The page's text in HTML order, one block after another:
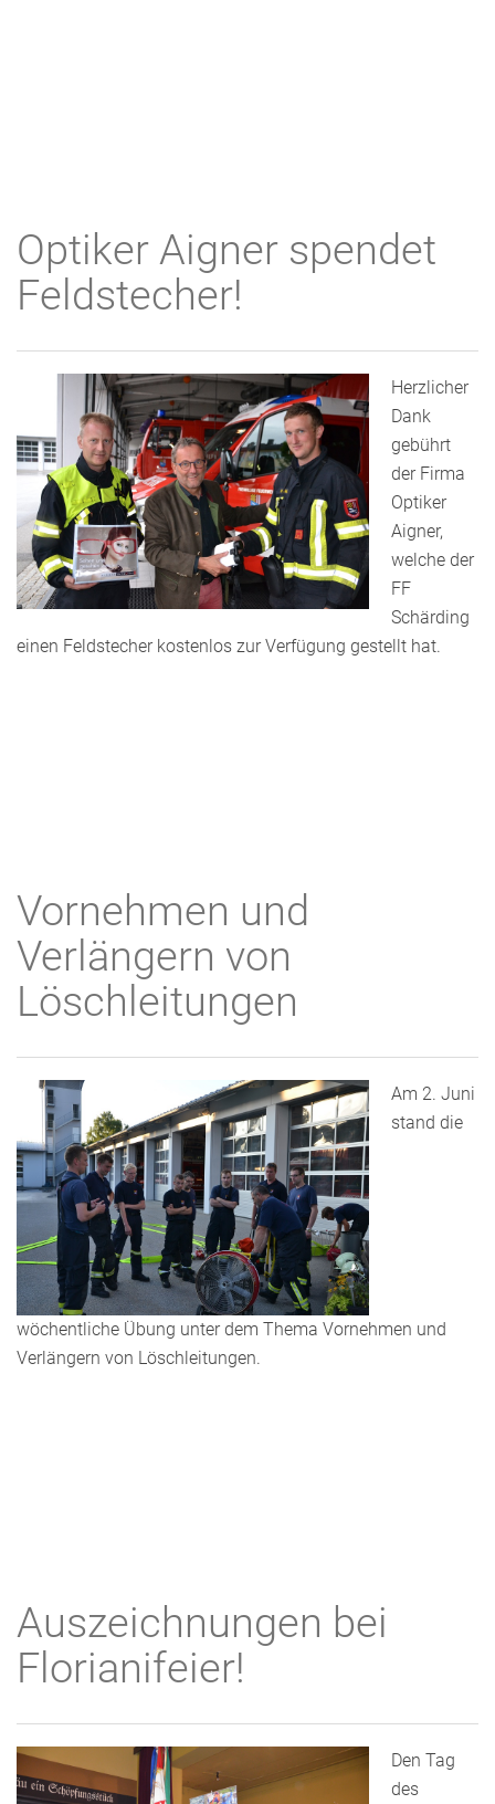
Optiker Aigner spendet
Feldstecher!
Herzlicher
Dank
gebührt
der Firma
Optiker
Aigner,
welche der
FF
Schärding
einen Feldstecher kostenlos zur Verfügung gestellt hat.
Vornehmen und
Verlängern von
Löschleitungen
Am 2. Juni
stand die
wöchentliche Übung unter dem Thema Vornehmen und
Verlängern von Löschleitungen.
Auszeichnungen bei
Florianifeier!
Den Tag
des